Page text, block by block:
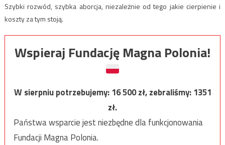
Szybki rozwód, szybka aborcja, niezależnie od tego jakie cierpienie i
koszty za tym stoją.
Wspieraj Fundację Magna Polonia!
W sierpniu potrzebujemy:16 500zł, zebraliśmy:1351
zł.
Państwa wsparcie jest niezbędne dla funkcjonowania
Fundacji Magna Polonia.